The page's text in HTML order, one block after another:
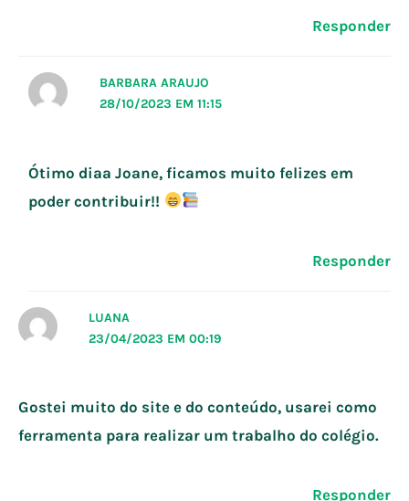
Responder
BARBARA ARAUJO
28/10/2023 EM 11:15
Ótimo diaa Joane, ficamos muito felizes em
poder contribuir!!
Responder
LUANA
23/04/2023 EM 00:19
Gostei muito do site e do conteúdo, usarei como
ferramenta para realizar um trabalho do colégio.
Responder